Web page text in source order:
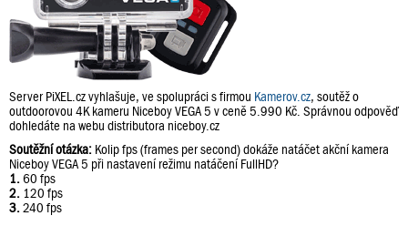
Server PiXEL.cz vyhlašuje, ve spolupráci s firmou Kamerov.cz, soutěž o
outdoorovou 4K kameru Niceboy VEGA 5 v ceně 5.990 Kč. Správnou odpověď
dohledáte na webu distributora niceboy.cz
Soutěžní otázka: Kolip fps (frames per second) dokáže natáčet akční kamera
Niceboy VEGA 5 při nastavení režimu natáčení FullHD?
1. 60 fps
2. 120 fps
3. 240 fps